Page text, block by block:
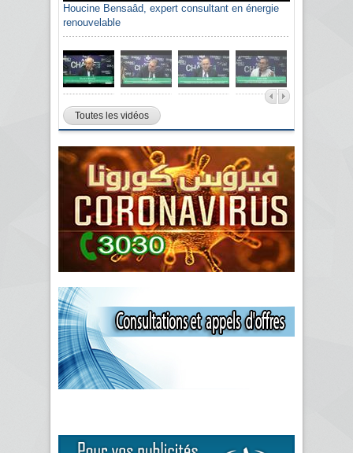
Houcine Bensaâd, expert consultant en énergie
renouvelable
Toutes les vidéos